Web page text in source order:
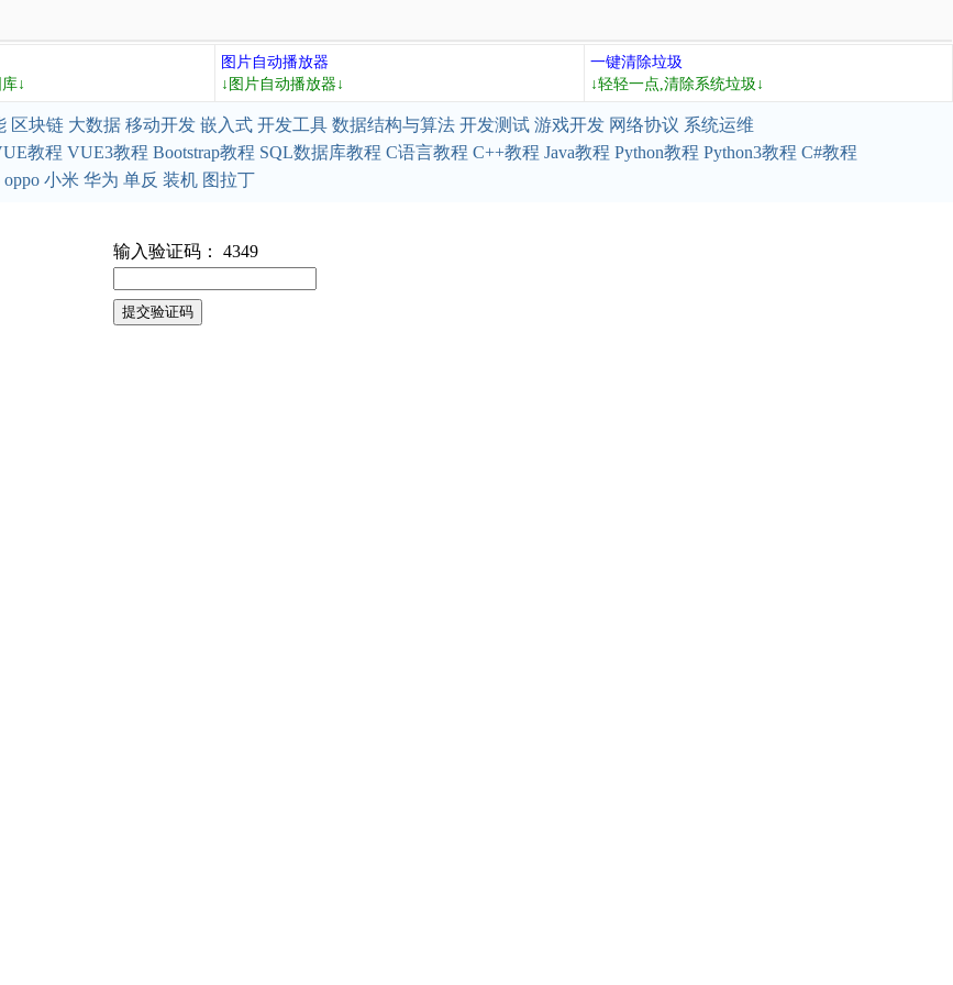
↓
图片自动播放器
↓图片自动播放器↓
一键清除垃圾
↓轻轻一点,清除系统垃圾↓
区块链 大数据 移动开发 嵌入式 开发工具 数据结构与算法 开发测试 游戏开发 网络协议 系统运维
教程 VUE3教程 Bootstrap教程 SQL数据库教程 C语言教程 C++教程 Java教程 Python教程 Python3教程 C#教程
oppo 小米 华为 单反 装机 图拉丁
输入验证码： 4349